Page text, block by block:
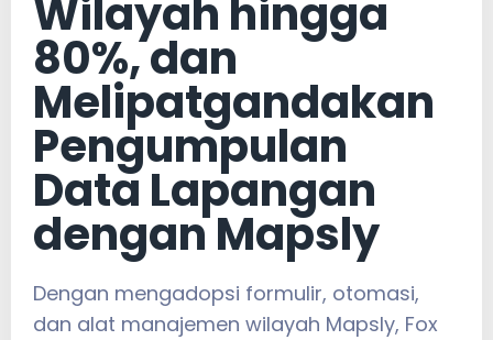
Wilayah hingga
80%, dan
Melipatgandakan
Pengumpulan
Data Lapangan
dengan Mapsly
Dengan mengadopsi formulir, otomasi,
dan alat manajemen wilayah Mapsly, Fox